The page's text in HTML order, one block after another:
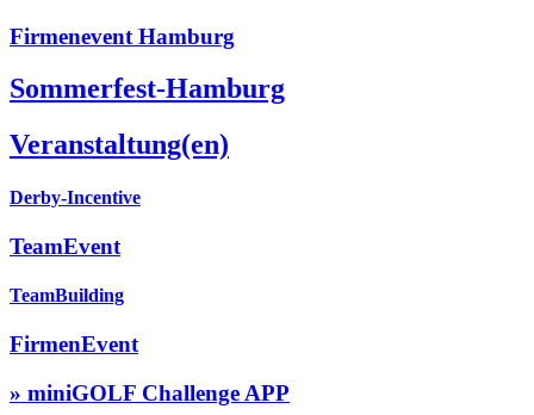
Firmenevent Hamburg
Sommerfest-Hamburg
Veranstaltung(en)
Derby-Incentive
TeamEvent
TeamBuilding
FirmenEvent
» miniGOLF Challenge APP